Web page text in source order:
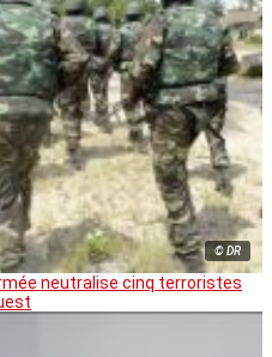
© DR
neutralise cinq terroristes